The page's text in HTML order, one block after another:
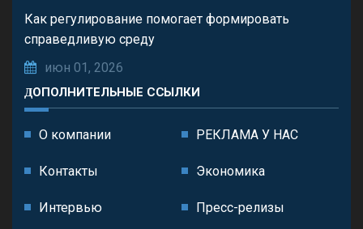
Как регулирование помогает формировать
справедливую среду
июн 01, 2026
ДОПОЛНИТЕЛЬНЫЕ ССЫЛКИ
О компании РЕКЛАМА У НАС
Контакты Экономика
Интервью Пресс-релизы